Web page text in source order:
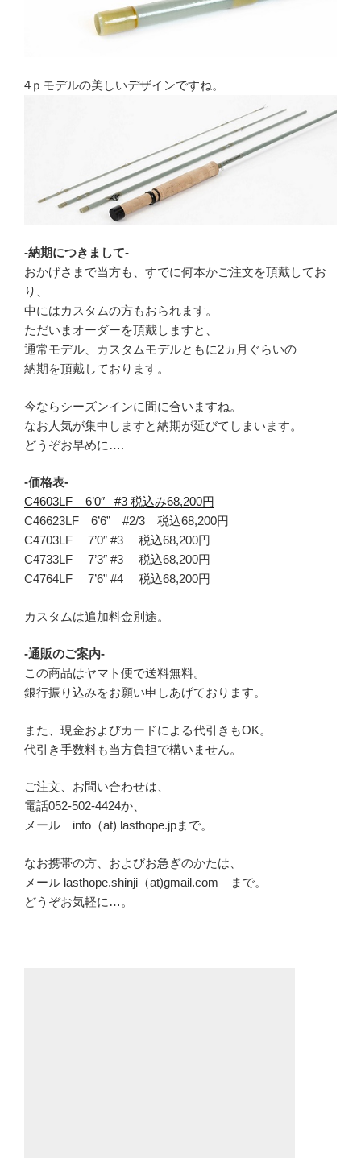
4ｐモデルの美しいデザインですね。
-納期につきまして-
おかげさまで当方も、すでに何本かご注文を頂戴してお
り、
中にはカスタムの方もおられます。
ただいまオーダーを頂戴しますと、
通常モデル、カスタムモデルともに2ヵ月ぐらいの
納期を頂戴しております。
今ならシーズンインに間に合いますね。
なお人気が集中しますと納期が延びてしまいます。
どうぞお早めに….
-価格表-
C4603LF 6’0″ #3 税込み68,200円
C46623LF 6’6” #2/3 税込68,200円
C4703LF 7’0″ #3 税込68,200円
C4733LF 7’3″ #3 税込68,200円
C4764LF 7’6” #4 税込68,200円
カスタムは追加料金別途。
-通販のご案内-
この商品はヤマト便で送料無料。
銀行振り込みをお願い申しあげております。
また、現金およびカードによる代引きもOK。
代引き手数料も当方負担で構いません。
ご注文、お問い合わせは、
電話052-502-4424か、
メール info（at) lasthope.jpまで。
なお携帯の方、およびお急ぎのかたは、
メール lasthope.shinji（at)gmail.com まで。
どうぞお気軽に…。